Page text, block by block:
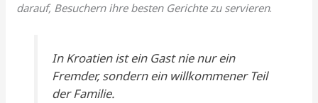
darauf, Besuchern ihre besten Gerichte zu servieren.
In Kroatien ist ein Gast nie nur ein
Fremder, sondern ein willkommener Teil
der Familie.